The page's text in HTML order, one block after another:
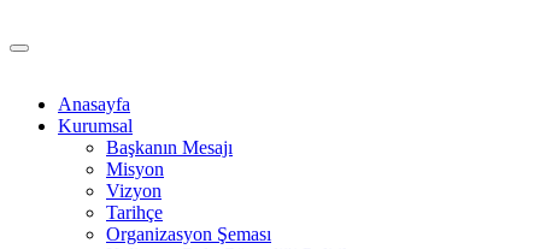
Anasayfa
Kurumsal
Başkanın Mesajı
Misyon
Vizyon
Tarihçe
Organizasyon Şeması